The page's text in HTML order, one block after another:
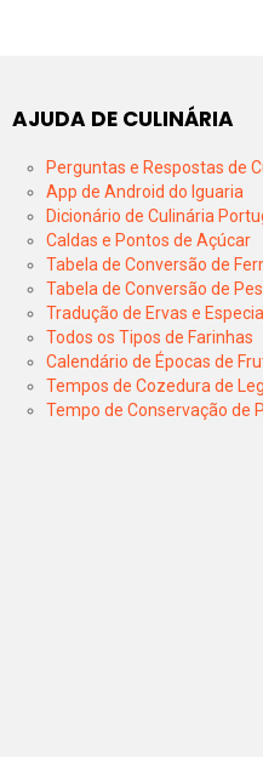
AJUDA DE CULINÁRIA
Perguntas e Respostas de
App de Android do Iguaria
Dicionário de Culinária
Caldas e Pontos de Açúcar
Tabela de Conversão de
Tabela de Conversão de
Tradução de Ervas e
Todos os Tipos de Farinhas
Calendário de Épocas de
Tempos de Cozedura de
Tempo de Conservação de